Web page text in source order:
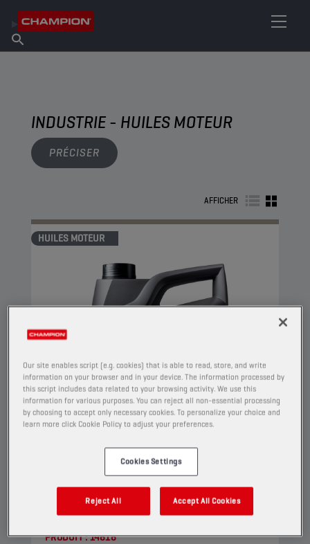
À propos de Champion
Trouver un point de vente
INDUSTRIE - HUILES MOTEUR
PRÉCISER
AFFICHER
HUILES MOTEUR
CHAMPIONACTIVE DEFENCE
15W-40 CI-4
PRODUIT :14616
Our site enables script (e.g. cookies) that is able to read, store, and write
information on your browser and in your device. The information processed by
this script includes data related to your browsing activity. We use this
information for various purposes. You can reject all non-essential processing
by choosing to accept only necessary cookies. To personalize your choice and
learn more click Cookie Policy to adjust your preferences.
Cookies Settings
Reject All Accept All Cookies